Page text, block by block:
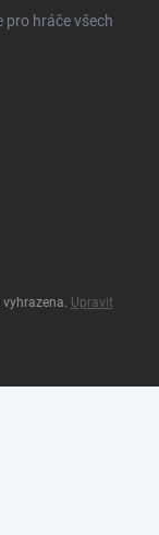
hráče všech
Upravit